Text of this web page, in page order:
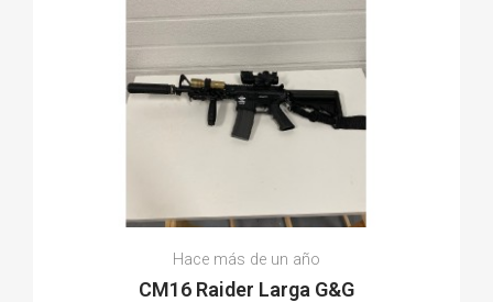
Hace más de un año
CM16 Raider Larga G&G